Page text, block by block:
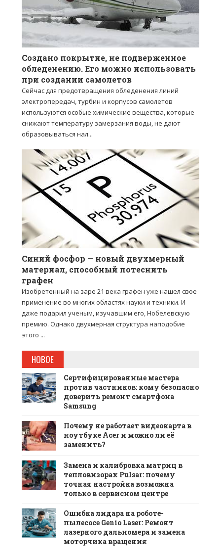
Создано покрытие, не подверженное
обледенению. Его можно использовать
при создании самолетов
Сейчас для предотвращения обледенения линий
электропередач, турбин и корпусов самолетов
используются особые химические вещества, которые
снижают температуру замерзания воды, не дают
образовываться нал...
Синий фосфор — новый двухмерный
материал, способный потеснить
графен
Изобретенный на заре 21 века графен уже нашел свое
применение во многих областях науки и техники. И
даже подарил ученым, изучавшим его, Нобелевскую
премию. Однако двухмерная структура наподобие
этого ...
НОВОЕ
Сертифицированные мастера
против частников: кому безопасно
доверить ремонт смартфона
Samsung
Почему не работает видеокарта в
ноутбуке Acer и можно ли её
заменить?
Замена и калибровка матриц в
тепловизорах Pulsar: почему
точная настройка возможна
только в сервисном центре
Ошибка лидара на роботе-
пылесосе Genio Laser: Ремонт
лазерного дальномера и замена
моторчика вращения